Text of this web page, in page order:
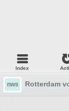
Index
nws Rotterdam